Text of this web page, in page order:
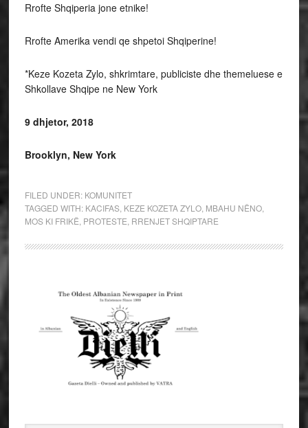
Rrofte Shqiperia jone etnike!
Rrofte Amerika vendi qe shpetoi Shqiperine!
*Keze Kozeta Zylo, shkrimtare, publiciste dhe themeluese e
Shkollave Shqipe ne New York
9 dhjetor, 2018
Brooklyn, New York
FILED UNDER: KOMUNITET
TAGGED WITH: KACIFAS, KEZE KOZETA ZYLO, MBAHU NËNO,
MOS KI FRIKË PROTESTE RRENJET SHQIPTARE